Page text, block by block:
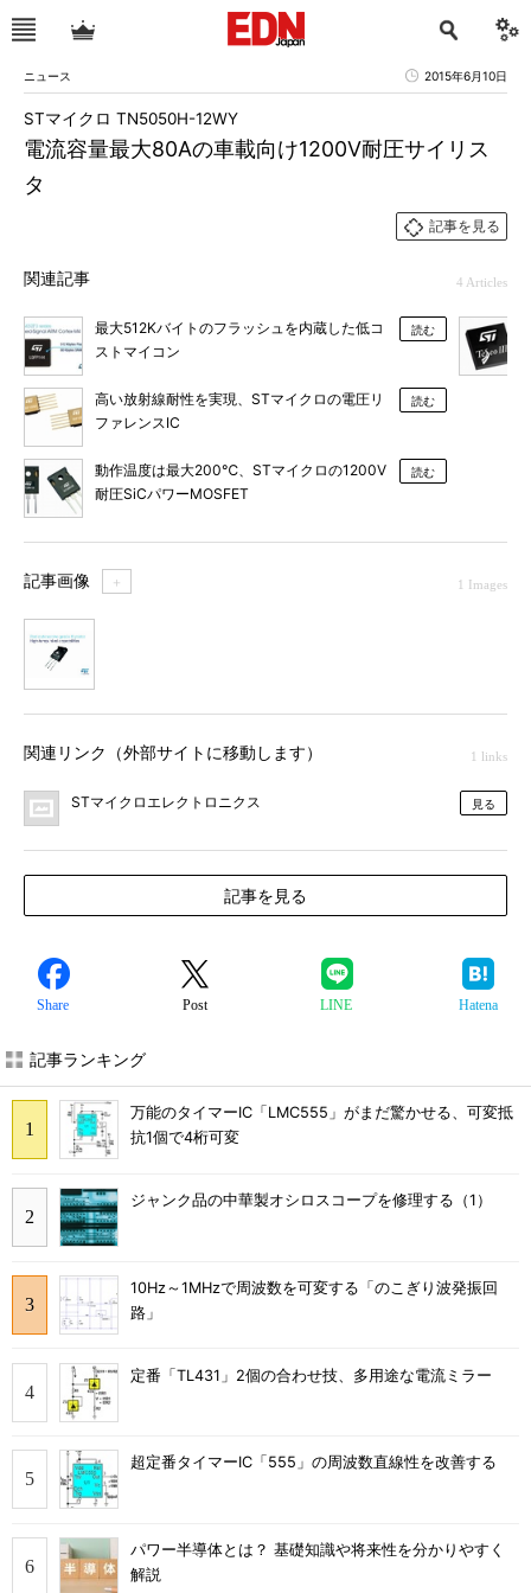
ニュース 2015年6月10日
電流容量最大80Aの車載向け1200V耐圧サイリス
タ
STマイクロ TN5050H-12WY
記事を見る
関連記事 4 Articles
最大512Kバイトのフラッシュを内蔵した低コ
ストマイコン
読む
高い放射線耐性を実現、STマイクロの電圧リ
ファレンスIC
読む
動作温度は最大200℃、STマイクロの1200V
耐圧SiCパワーMOSFET
読む
記事画像 ＋ 1 Images
関連リンク（外部サイトに移動します） 1 links
STマイクロエレクトロニクス 見る
記事を見る
Share Post LINE Hatena
記事ランキング
万能のタイマーIC「LMC555」がまだ驚かせる、可変抵
抗1個で4桁可変
ジャンク品の中華製オシロスコープを修理する（1）
10Hz～1MHzで周波数を可変する「のこぎり波発振回
路」
定番「TL431」2個の合わせ技、多用途な電流ミラー
超定番タイマーIC「555」の周波数直線性を改善する
パワー半導体とは？ 基礎知識や将来性を分かりやすく
解説